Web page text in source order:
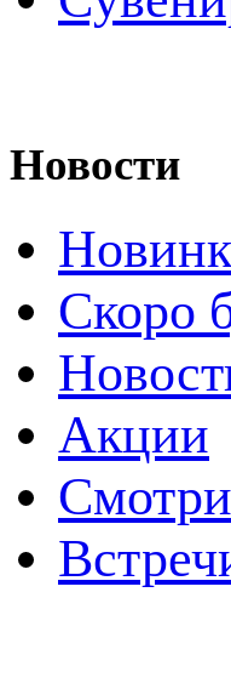
Новости
Скоро
Акции